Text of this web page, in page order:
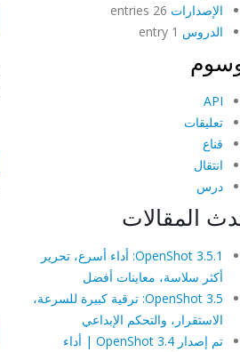
الإصدارات
الدروس
API
تعليقات
قناع
انتقال
درس
المقالات
OpenShot 3.5.1: أداء أسرع، تحرير
أكثر سلاسة، معاينات أفضل
OpenShot 3.5: ترقية كبيرة للسرعة،
الاستقرار، والتحكم الإبداعي
تم إصدار OpenShot 3.4 | أداء